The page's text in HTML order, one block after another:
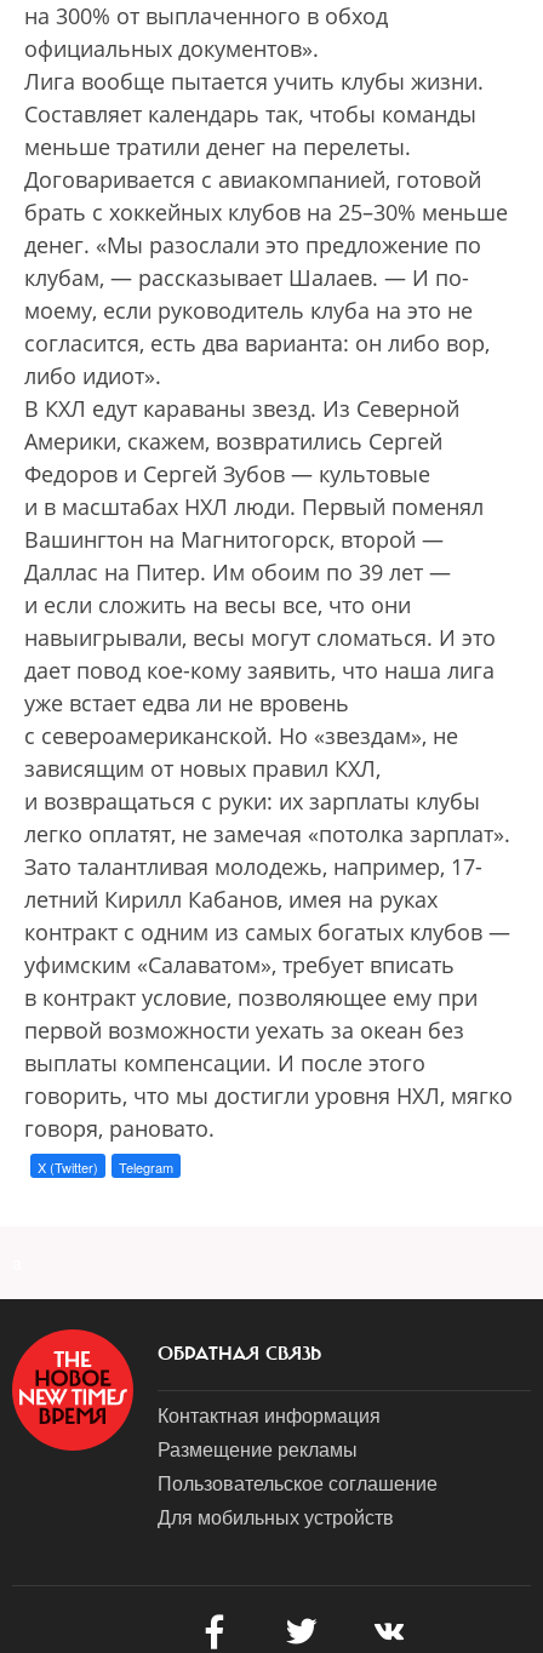
на 300% от выплаченного в обход
официальных документов».
Лига вообще пытается учить клубы жизни.
Составляет календарь так, чтобы команды
меньше тратили денег на перелеты.
Договаривается с авиакомпанией, готовой
брать с хоккейных клубов на 25–30% меньше
денег. «Мы разослали это предложение по
клубам, — рассказывает Шалаев. — И по-
моему, если руководитель клуба на это не
согласится, есть два варианта: он либо вор,
либо идиот».
В КХЛ едут караваны звезд. Из Северной
Америки, скажем, возвратились Сергей
Федоров и Сергей Зубов — культовые
и в масштабах НХЛ люди. Первый поменял
Вашингтон на Магнитогорск, второй —
Даллас на Питер. Им обоим по 39 лет —
и если сложить на весы все, что они
навыигрывали, весы могут сломаться. И это
дает повод кое-кому заявить, что наша лига
уже встает едва ли не вровень
с североамериканской. Но «звездам», не
зависящим от новых правил КХЛ,
и возвращаться с руки: их зарплаты клубы
легко оплатят, не замечая «потолка зарплат».
Зато талантливая молодежь, например, 17-
летний Кирилл Кабанов, имея на руках
контракт с одним из самых богатых клубов —
уфимским «Салаватом», требует вписать
в контракт условие, позволяющее ему при
первой возможности уехать за океан без
выплаты компенсации. И после этого
говорить, что мы достигли уровня НХЛ, мягко
говоря, рановато.
X (Twitter) Telegram
ОБРАТНАЯ СВЯЗЬ
Контактная информация
Размещение рекламы
Пользовательское соглашение
Для мобильных устройств